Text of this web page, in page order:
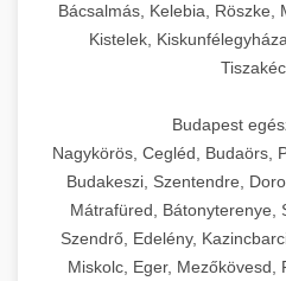
Bácsalmás, Kelebia, Röszke,
Kistelek,
Budapest
Nagykörös, Cegléd, Budaörs,
Budakeszi, Szentendre,
Mátrafüred, Bátonyterenye,
Szendrő, Edelény,
Miskolc, Eger, Mezőkövesd,